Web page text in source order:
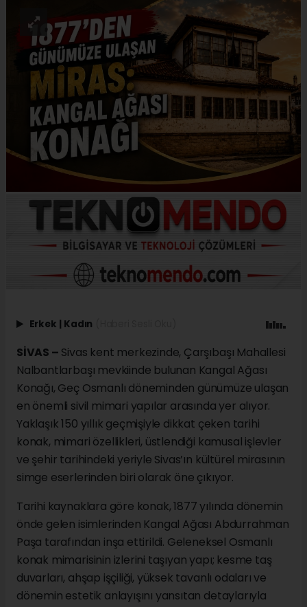
Erkek Kadın
SİVAS – Sivas kent merkezinde, Çarşıbaşı Mahallesi
Nalbantlarbaşı mevkiinde bulunan Kangal Ağası
Konağı, Geç Osmanlı döneminden günümüze ulaşan
en önemli sivil mimari yapılar arasında yer alıyor.
Yaklaşık 150 yıllık geçmişiyle dikkat çeken tarihi
konak, mimari özellikleri, üstlendiği kamusal işlevler
ve şehir tarihindeki yeriyle Sivas’ın kültürel mirasının
simge eserlerinden biri olarak öne çıkıyor.
Tarihi kaynaklara göre konak, 1877 yılında dönemin
önde gelen isimlerinden Kangal Ağası Abdurrahman
Paşa tarafından inşa ettirildi. Geleneksel Osmanlı
konak mimarisinin izlerini taşıyan yapı; kesme taş
duvarları, ahşap işçiliği, yüksek tavanlı odaları ve
dönemin estetik anlayışını yansıtan detaylarıyla